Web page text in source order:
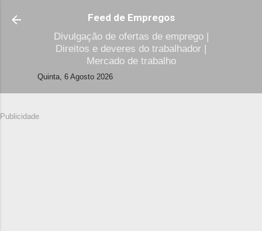
Avançar para o conteúdo principal
Feed de Empregos
Divulgação de ofertas de emprego |
Direitos e deveres do trabalhador |
Mercado de trabalho
Quinta, 6 Agosto 2026
Publicidade